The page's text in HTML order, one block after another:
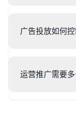
广告投放如何
运营推广需要